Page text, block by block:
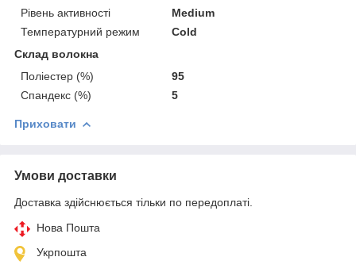
Рівень активності
Medium
Температурний режим
Cold
Склад волокна
Поліестер (%)
95
Спандекс (%)
5
Приховати
Умови доставки
Доставка здійснюється тільки по передоплаті.
Нова Пошта
Укрпошта